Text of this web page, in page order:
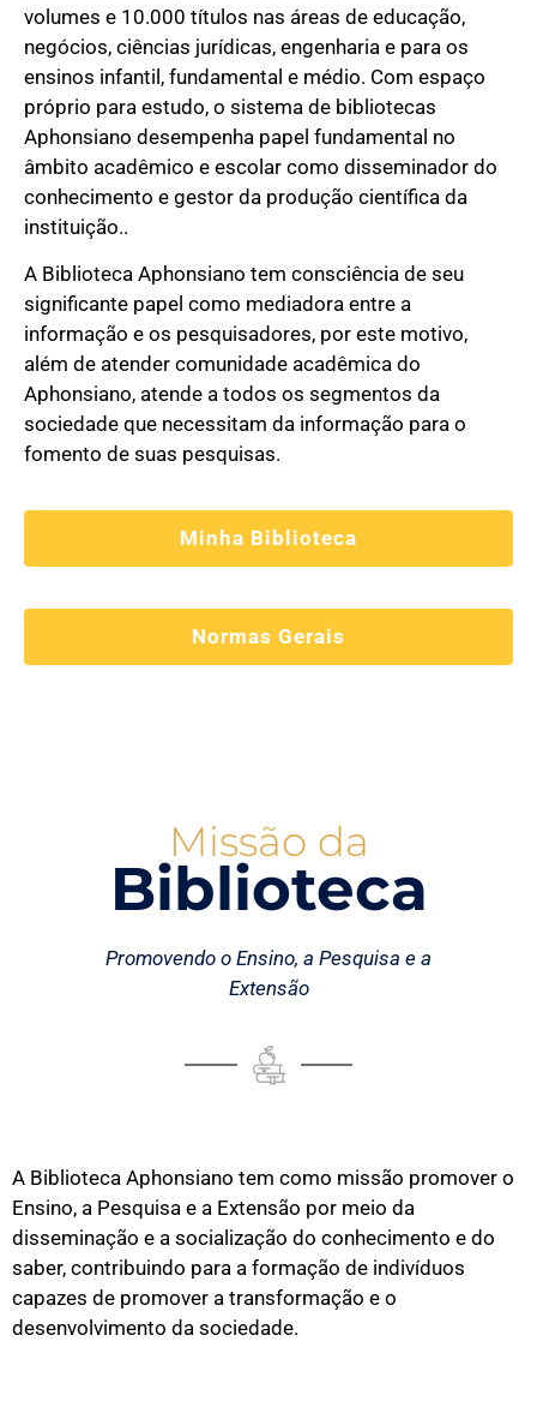
volumes e 10.000 títulos nas áreas de educação,
negócios, ciências jurídicas, engenharia e para os
ensinos infantil, fundamental e médio. Com espaço
próprio para estudo, o sistema de bibliotecas
Aphonsiano desempenha papel fundamental no
âmbito acadêmico e escolar como disseminador do
conhecimento e gestor da produção científica da
instituição..
A Biblioteca Aphonsiano tem consciência de seu
significante papel como mediadora entre a
informação e os pesquisadores, por este motivo,
além de atender comunidade acadêmica do
Aphonsiano, atende a todos os segmentos da
sociedade que necessitam da informação para o
fomento de suas pesquisas.
Minha Biblioteca
Normas Gerais
Missão da
Biblioteca
Promovendo o Ensino, a Pesquisa e a
Extensão
A Biblioteca Aphonsiano tem como missão promover o
Ensino, a Pesquisa e a Extensão por meio da
disseminação e a socialização do conhecimento e do
saber, contribuindo para a formação de indivíduos
capazes de promover a transformação e o
desenvolvimento da sociedade.